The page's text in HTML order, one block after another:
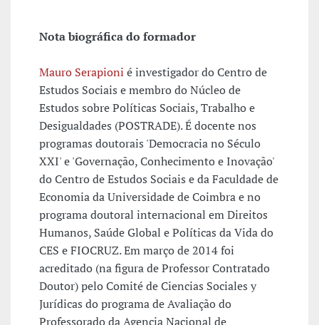
Nota biográfica do formador
Mauro Serapioni é investigador do Centro de
Estudos Sociais e membro do Núcleo de
Estudos sobre Políticas Sociais, Trabalho e
Desigualdades (POSTRADE). É docente nos
programas doutorais 'Democracia no Século
XXI' e 'Governação, Conhecimento e Inovação'
do Centro de Estudos Sociais e da Faculdade de
Economia da Universidade de Coimbra e no
programa doutoral internacional em Direitos
Humanos, Saúde Global e Políticas da Vida do
CES e FIOCRUZ. Em março de 2014 foi
acreditado (na figura de Professor Contratado
Doutor) pelo Comité de Ciencias Sociales y
Jurídicas do programa de Avaliação do
Professorado da Agencia Nacional de